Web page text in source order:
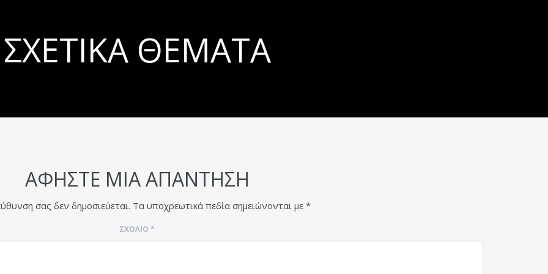
ΣΧΕΤΙΚΆ ΘΈΜΑΤΑ
ΑΦΉΣΤΕ ΜΙΑ ΑΠΆΝΤΗΣΗ
σας δεν δημοσιεύεται. Τα υποχρεωτικά πεδία σημειώνονται με *
ΣΧΌΛΙΟ *